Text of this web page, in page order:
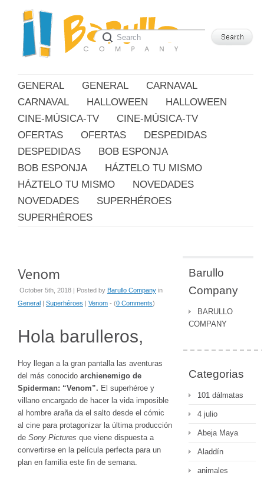
GENERAL GENERAL
CARNAVAL
CARNAVAL
HALLOWEEN
HALLOWEEN
CINE-MÚSICA-TV
CINE-MÚSICA-TV
OFERTAS
OFERTAS
DESPEDIDAS
DESPEDIDAS
BOB ESPONJA
BOB ESPONJA
HÁZTELO TU MISMO
HÁZTELO TU MISMO
NOVEDADES
NOVEDADES
SUPERHÉROES
SUPERHÉROES
October 5th, 2018 | Posted by Barullo Company in
General | Superhéroes | Venom - (0 Comments)
Hola barulleros,
Hoy llegan a la gran pantalla las aventuras
del más conocido archienemigo de
Spiderman: “Venom”. El superhéroe y
villano encargado de hacer la vida imposible
al hombre araña da el salto desde el cómic
al cine para protagonizar la última producción
de Sony Pictures que viene dispuesta a
convertirse en la película perfecta para un
plan en familia este fin de semana.
Barullo
Company
BARULLO
COMPANY
Categorias
101 dálmatas
4 julio
Abeja Maya
Aladdín
animales